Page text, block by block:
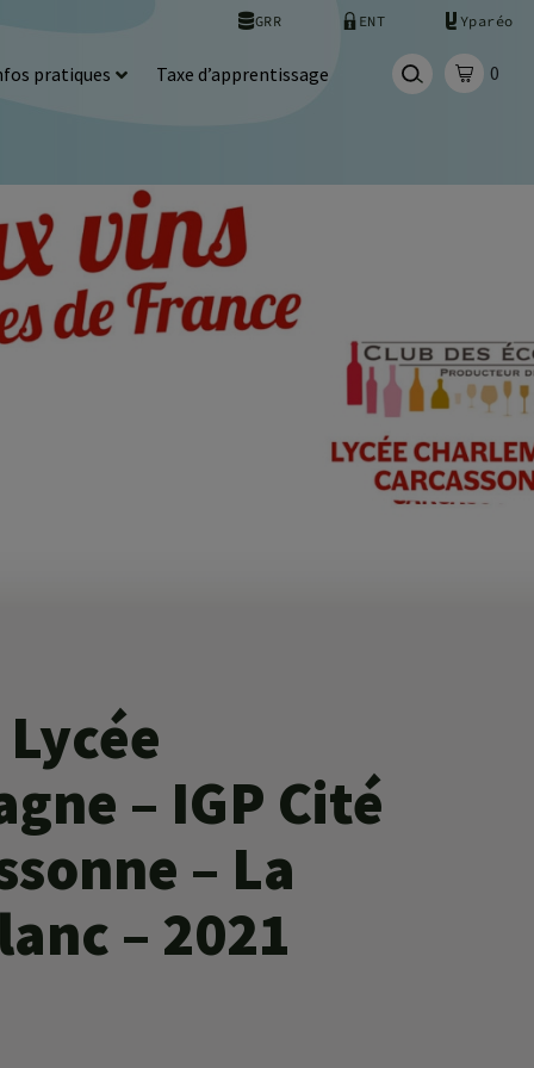
GRR ENT Yparéo
pratiques
Taxe d’apprentissage
0
– IGP Cité
– La
– 2021